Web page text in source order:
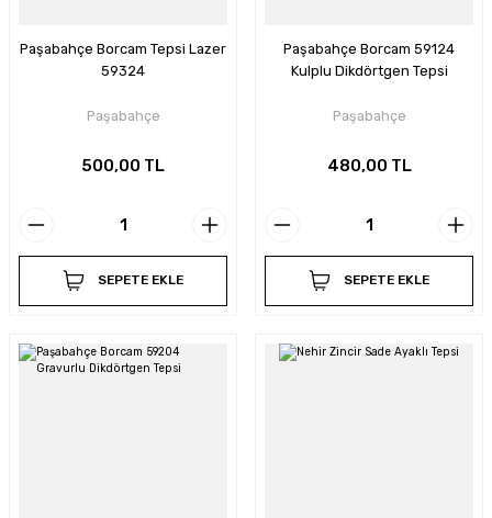
Paşabahçe Borcam Tepsi Lazer
59324
Paşabahçe
500,00 TL
SEPETE EKLE
Paşabahçe Borcam 59124
Kulplu Dikdörtgen Tepsi
Paşabahçe
480,00 TL
SEPETE EKLE